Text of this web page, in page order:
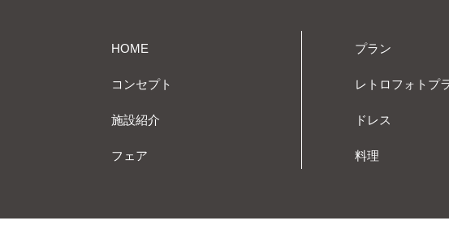
9．アクセス解析ツール・広告
当サイトでは、Webサイト及びサービス
しております。なお、収集されるログは
HOME
コンセプト
施設紹介
フェア
プラン
レトロフォトプ
ドレス
料理